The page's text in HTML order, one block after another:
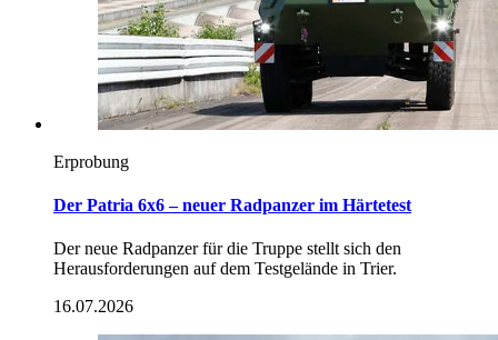
Erprobung
Der Patria 6x6 – neuer Radpanzer im Härtetest
Der neue Radpanzer für die Truppe stellt sich den
Herausforderungen auf dem Testgelände in Trier.
16.07.2026